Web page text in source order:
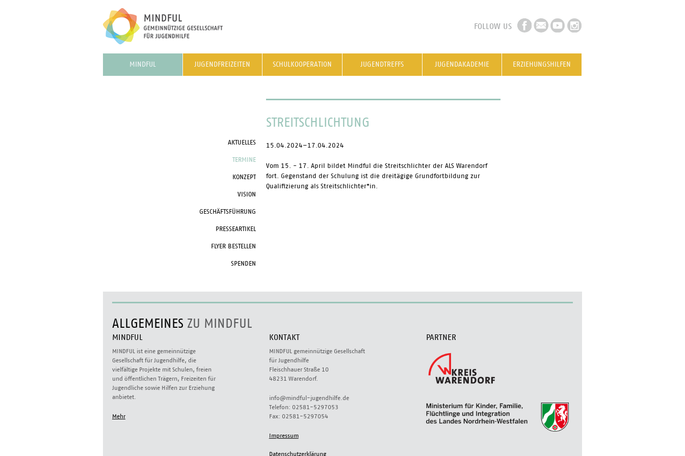
FOLLOW US
MINDFUL JUGENDFREIZEITEN SCHULKOOPERATION JUGENDTREFFS JUGENDAKADEMIE ERZIEHUNGSHILFEN
AKTUELLES
TERMINE
KONZEPT
VISION
GESCHÄFTSFÜHRUNG
PRESSEARTIKEL
FLYER BESTELLEN
SPENDEN
STREITSCHLICHTUNG
15.04.2024–17.04.2024
Vom 15. - 17. April bildet Mindful die Streitschlichter der ALS Warendorf
fort. Gegenstand der Schulung ist die dreitägige Grundfortbildung zur
Qualifizierung als Streitschlichter*in.
ALLGEMEINES ZU MINDFUL
MINDFUL
MINDFUL ist eine gemeinnützige
Gesellschaft für Jugendhilfe, die
vielfältige Projekte mit Schulen, freien
und öffentlichen Trägern, Freizeiten für
Jugendliche sowie Hilfen zur Erziehung
anbietet.
Mehr
KONTAKT
MINDFUL gemeinnützige Gesellschaft
für Jugendhilfe
Fleischhauer Straße 10
48231 Warendorf.
info@mindful-jugendhilfe.de
Telefon: 02581-5297053
Fax: 02581-5297054
Impressum
Datenschutzerklärung
PARTNER